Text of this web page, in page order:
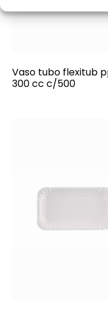
Vaso tubo flexitub
300 cc c/500